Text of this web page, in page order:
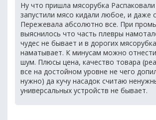
Ну что пришла мясорубка
запустили мясо кидали любое, и даже
Пережевала абсолютно все. При
выяснилось что часть плевры
чудес не бывает и в дорогих
наматывает. К минусам можно
шум. Плюсы цена, качество товара
все на достойном уровне не чего
нужно) да кучу насадок считаю
универсальных устройств не бывает.